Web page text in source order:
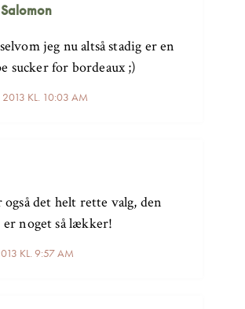
KL. 10:03 AM
jeg nu altså stadig er en
sucker for bordeaux ;)
KL. 9:57 AM
det helt rette valg, den
noget så lækker!